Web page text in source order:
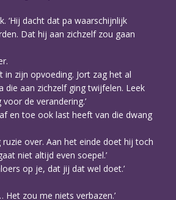
‘Hij dacht dat pa waarschijnlijk
Dat hij aan zichzelf zou gaan
in zijn opvoeding. Jort zag het al
die aan zichzelf ging twijfelen. Leek
de verandering.’
en toe ook last heeft van die dwang
ruzie over. Aan het einde doet hij toch
niet altijd even soepel.’
op je, dat jij dat wel doet.’
Het zou me niets verbazen.’